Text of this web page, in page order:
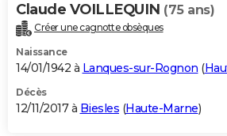
Claude VOILLEQUIN (75 ans)
Créer une cagnotte obsèques
Naissance
14/01/1942 à Lanques-sur-Rognon (
Décès
12/11/2017 à Biesles (Haute-Marne)